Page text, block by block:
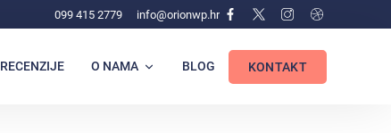
099 415 2779 info@orionwp.hr
RECENZIJE O NAMA BLOG KONTAKT